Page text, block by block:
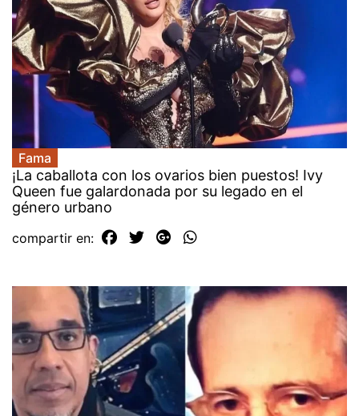
Fama
¡La caballota con los ovarios bien puestos! Ivy
Queen fue galardonada por su legado en el
género urbano
compartir en: